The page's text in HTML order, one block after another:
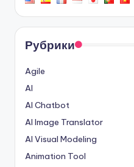
Рубрики
Agile
AI
AI Chatbot
AI Image Translator
AI Visual Modeling
Animation Tool